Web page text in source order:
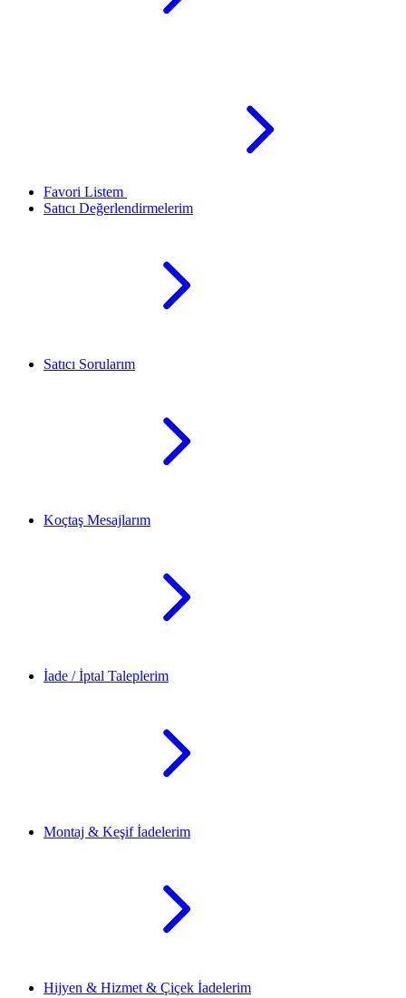
Favori Listem
Satıcı Değerlendirmelerim
Satıcı Sorularım
Koçtaş Mesajlarım
İade / İptal Taleplerim
Montaj & Keşif İadelerim
Hijyen & Hizmet & Çiçek İadelerim